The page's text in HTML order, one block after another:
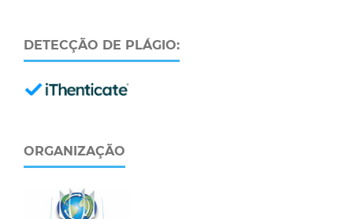
DETECÇÃO DE PLÁGIO:
ORGANIZAÇÃO